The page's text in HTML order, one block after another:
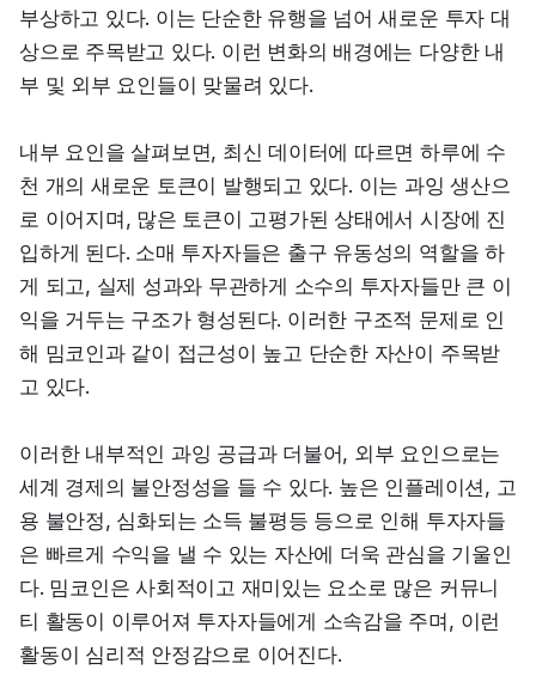
부상하고 있다. 이는 단순한 유행을 넘어 새로운 투자 대
상으로 주목받고 있다. 이런 변화의 배경에는 다양한 내
부 및 외부 요인들이 맞물려 있다.
내부 요인을 살펴보면, 최신 데이터에 따르면 하루에 수
천 개의 새로운 토큰이 발행되고 있다. 이는 과잉 생산으
로 이어지며, 많은 토큰이 고평가된 상태에서 시장에 진
입하게 된다. 소매 투자자들은 출구 유동성의 역할을 하
게 되고, 실제 성과와 무관하게 소수의 투자자들만 큰 이
익을 거두는 구조가 형성된다. 이러한 구조적 문제로 인
해 밈코인과 같이 접근성이 높고 단순한 자산이 주목받
고 있다.
이러한 내부적인 과잉 공급과 더불어, 외부 요인으로는
세계 경제의 불안정성을 들 수 있다. 높은 인플레이션, 고
용 불안정, 심화되는 소득 불평등 등으로 인해 투자자들
은 빠르게 수익을 낼 수 있는 자산에 더욱 관심을 기울인
다. 밈코인은 사회적이고 재미있는 요소로 많은 커뮤니
티 활동이 이루어져 투자자들에게 소속감을 주며, 이런
활동이 심리적 안정감으로 이어진다.